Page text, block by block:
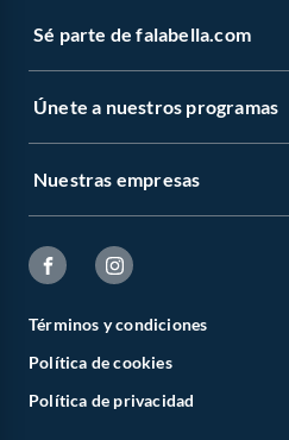
Sé parte de falabella.com
Únete a nuestros programas
Nuestras empresas
Términos y condiciones
Política de cookies
Política de privacidad